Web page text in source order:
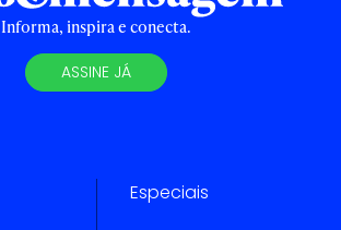
Informa, inspira e conecta.
ASSINE JÁ
Especiais